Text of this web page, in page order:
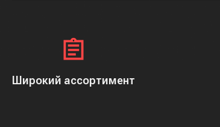
Широкий ассортимент